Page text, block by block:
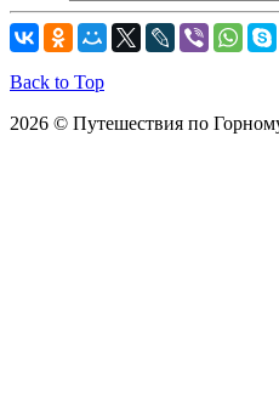
Back to Top
2026 © Путешествия по